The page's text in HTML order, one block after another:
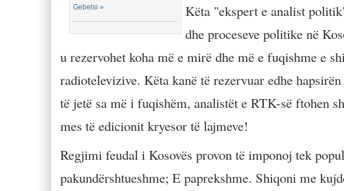
Gebelsi »
Këta "ekspert e analist
dhe proceseve politike në
u rezervohet koha më e mirë dhe më e fuqishme e
radiotelevizive. Këta kanë të rezervuar edhe
të jetë sa më i fuqishëm, analistët e RTK-së ftohen
mes të edicionit kryesor të lajmeve!
Regjimi feudal i Kosovës provon të imponoj tek
pakundërshtueshme; E paprekshme. Shiqoni me